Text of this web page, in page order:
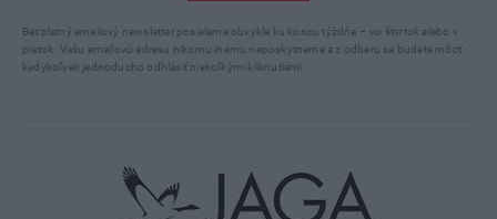
Bezplatný emailový newsletter posielame obvykle ku koncu týždňa – vo štvrtok alebo v
piatok. Vašu emailovú adresu nikomu inému neposkytneme a z odberu sa budete môcť
kedykoľvek jednoducho odhlásiť niekoľkými kliknutiami.